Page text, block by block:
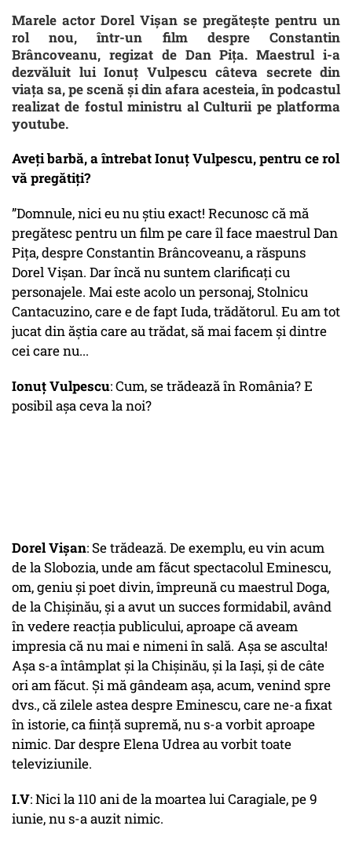
Marele actor Dorel Vișan se pregătește pentru un
rol nou, într-un film despre Constantin
Brâncoveanu, regizat de Dan Pița. Maestrul i-a
dezvăluit lui Ionuț Vulpescu câteva secrete din
viața sa, pe scenă și din afara acesteia, în podcastul
realizat de fostul ministru al Culturii pe platforma
youtube.
Aveți barbă, a întrebat Ionuț Vulpescu, pentru ce rol
vă pregătiți?
”Domnule, nici eu nu știu exact! Recunosc că mă
pregătesc pentru un film pe care îl face maestrul Dan
Pița, despre Constantin Brâncoveanu, a răspuns
Dorel Vișan. Dar încă nu suntem clarificați cu
personajele. Mai este acolo un personaj, Stolnicu
Cantacuzino, care e de fapt Iuda, trădătorul. Eu am tot
jucat din ăștia care au trădat, să mai facem și dintre
cei care nu...
Ionuț Vulpescu: Cum, se trădează în România? E
posibil așa ceva la noi?
Dorel Vișan: Se trădează. De exemplu, eu vin acum
de la Slobozia, unde am făcut spectacolul Eminescu,
om, geniu și poet divin, împreună cu maestrul Doga,
de la Chișinău, și a avut un succes formidabil, având
în vedere reacția publicului, aproape că aveam
impresia că nu mai e nimeni în sală. Așa se asculta!
Așa s-a întâmplat și la Chișinău, și la Iași, și de câte
ori am făcut. Și mă gândeam așa, acum, venind spre
dvs., că zilele astea despre Eminescu, care ne-a fixat
în istorie, ca ființă supremă, nu s-a vorbit aproape
nimic. Dar despre Elena Udrea au vorbit toate
televiziunile.
I.V: Nici la 110 ani de la moartea lui Caragiale, pe 9
iunie, nu s-a auzit nimic.